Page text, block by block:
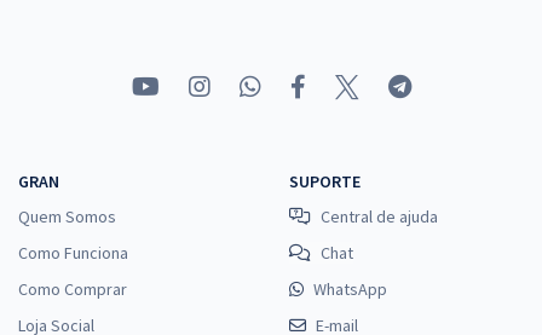
GRAN
Quem Somos
Como Funciona
Como Comprar
Loja Social
SUPORTE
Central de ajuda
Chat
WhatsApp
E-mail